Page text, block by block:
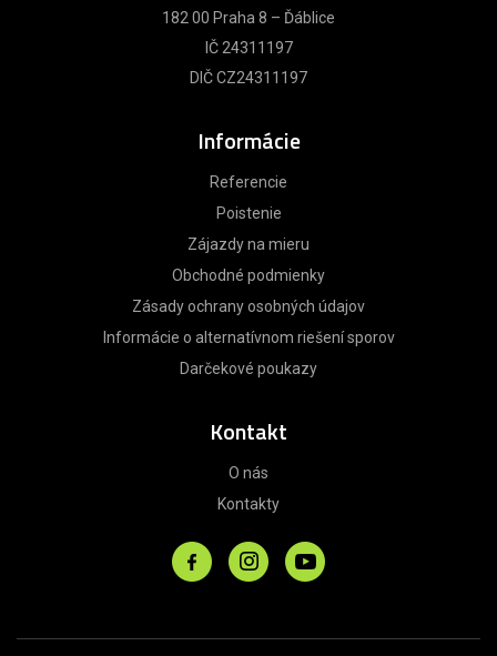
182 00 Praha 8 – Ďáblice
IČ 24311197
DIČ CZ24311197
Informácie
Referencie
Poistenie
Zájazdy na mieru
Obchodné podmienky
Zásady ochrany osobných údajov
Informácie o alternatívnom riešení sporov
Darčekové poukazy
Kontakt
O nás
Kontakty